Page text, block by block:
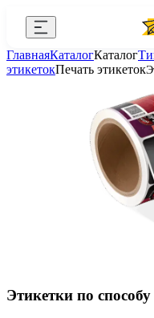
Выберите город
AI Copy.ru
Сувениры с логотипом
Для бизнеса
ГлавнаяКаталогКаталог
этикетокПечать этикеток
Этикетки по